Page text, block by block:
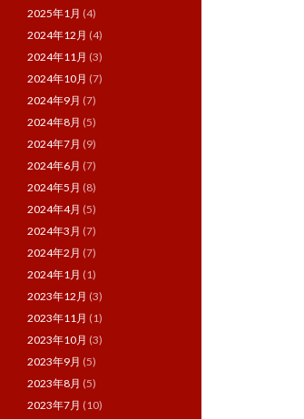
2025年1月 (4)
2024年12月 (4)
2024年11月 (3)
2024年10月 (7)
2024年9月 (7)
2024年8月 (5)
2024年7月 (9)
2024年6月 (7)
2024年5月 (8)
2024年4月 (5)
2024年3月 (7)
2024年2月 (7)
2024年1月 (1)
2023年12月 (3)
2023年11月 (1)
2023年10月 (3)
2023年9月 (5)
2023年8月 (5)
2023年7月 (10)